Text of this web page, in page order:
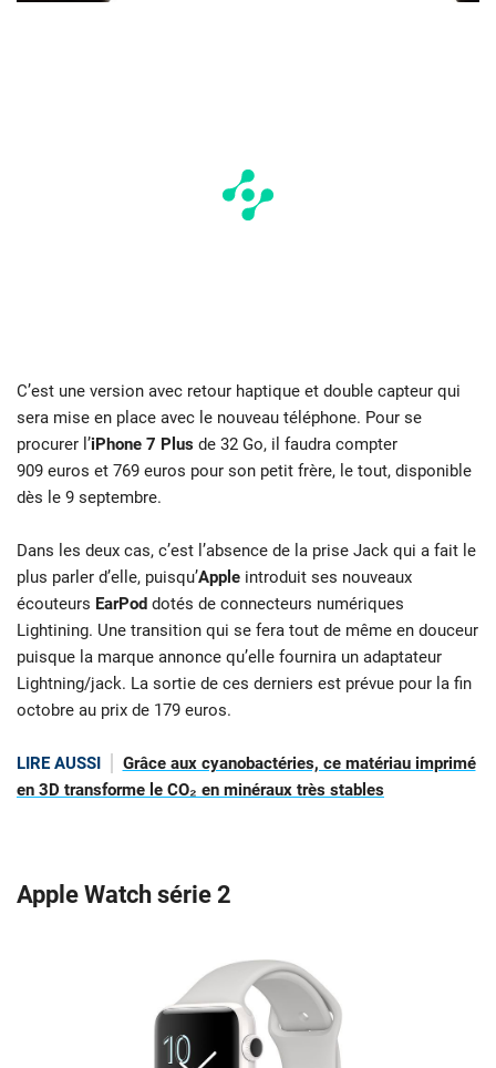
C’est une version avec retour haptique et double capteur qui
sera mise en place avec le nouveau téléphone. Pour se
procurer l’iPhone 7 Plus de 32 Go, il faudra compter
909 euros et 769 euros pour son petit frère, le tout, disponible
dès le 9 septembre.
Dans les deux cas, c’est l’absence de la prise Jack qui a fait le
plus parler d’elle, puisqu’Apple introduit ses nouveaux
écouteurs EarPod dotés de connecteurs numériques
Lightining. Une transition qui se fera tout de même en douceur
puisque la marque annonce qu’elle fournira un adaptateur
Lightning/jack. La sortie de ces derniers est prévue pour la fin
octobre au prix de 179 euros.
LIRE AUSSI
Grâce aux cyanobactéries, ce matériau imprimé
en 3D transforme le CO₂ en minéraux très stables
Apple Watch série 2